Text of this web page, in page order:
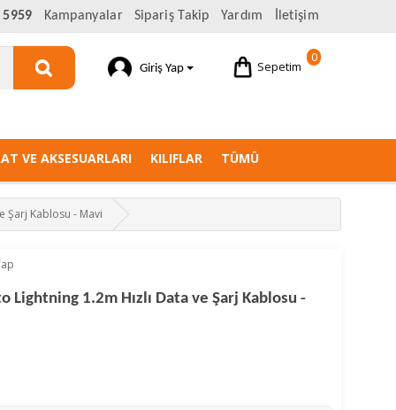
Kampanyalar Sipariş Takip Yardım İletişim
0
Sepetim
Giriş Yap
VE AKSESUARLARI KILIFLAR TÜMÜ
Şarj Kablosu - Mavi
Lightning 1.2m Hızlı Data ve Şarj Kablosu -